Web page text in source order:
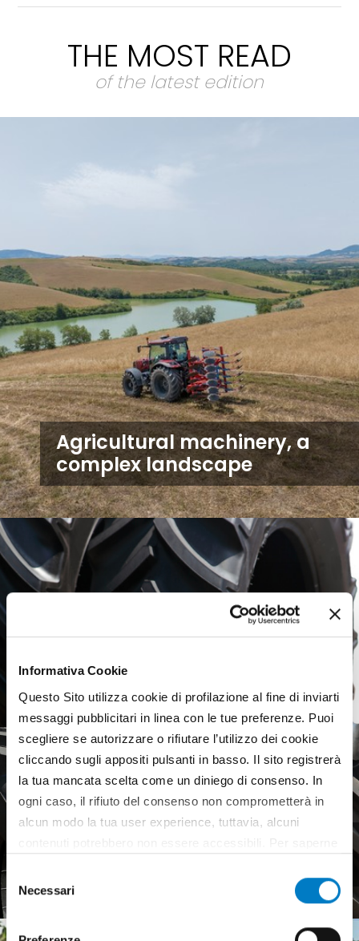
Informativa Cookie
Questo Sito utilizza cookie di profilazione al fine di inviarti
messaggi pubblicitari in linea con le tue preferenze. Puoi
scegliere se autorizzare o rifiutare l’utilizzo dei cookie
cliccando sugli appositi pulsanti in basso. Il sito registrerà
la tua mancata scelta come un diniego di consenso. In
ogni caso, il rifiuto del consenso non comprometterà in
alcun modo la tua user experience, tuttavia, alcuni
all’utilizzo di tutti, o solamente di alcuni di essi, ti
Selezione
del
consenso
Necessari
THE MOST READ
of the latest edition
Agricultural machinery, a
complex landscape